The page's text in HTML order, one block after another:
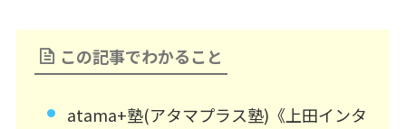
この記事でわかること
atama+塾(アタマプラス塾)《上田インタ